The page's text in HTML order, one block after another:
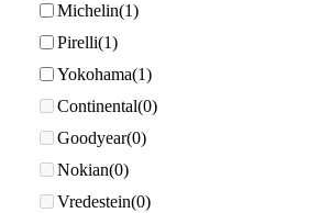
Michelin 1
Pirelli 1
Yokohama 1
Continental 0
Goodyear 0
Nokian 0
Vredestein 0